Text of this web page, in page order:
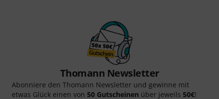
Thomann Newsletter
Abonniere den Thomann Newsletter und gewinne mit
etwas Glück einen von 50 Gutscheinen über jeweils 50€!